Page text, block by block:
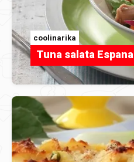
coolinarika
Tuna salata Espana